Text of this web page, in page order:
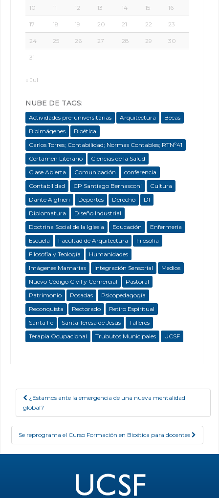
10 11 12 13 14 15 16
17 18 19 20 21 22 23
24 25 26 27 28 29 30
31
« Jul
NUBE DE TAGS:
Actividades pre-universitarias Arquitectura
Becas
Bioimágenes
Bioética
Carlos Torres; Contabilidad; Normas Contables; RTNº41
Certamen Literario
Ciencias de la Salud
Clase Abierta
Comunicación
conferencia
Contabilidad
CP Santiago Bernasconi
Cultura
Dante Alghieri
Deportes Derecho
DI
Diplomatura
Diseño Industrial
Doctrina Social de la Iglesia
Educación
Enfermeria
Escuela
Facultad de Arquitectura
Filosofía
Filosofía y Teología
Humanidades
Imágenes Mamarias
Integración Sensorial
Medios
Nuevo Código Civil y Comercial
Pastoral
Patrimonio
Posadas
Psicopedagogía
Reconquista
Rectorado
Retiro Espiritual
Santa Fe
Santa Teresa de Jesús
Talleres
Terapia Ocupacional
Trubutos Municipales UCSF
Post navigation
¿Estamos ante la emergencia de una nueva mentalidad
global?
Se reprograma el Curso Formación en Bioética para docentes